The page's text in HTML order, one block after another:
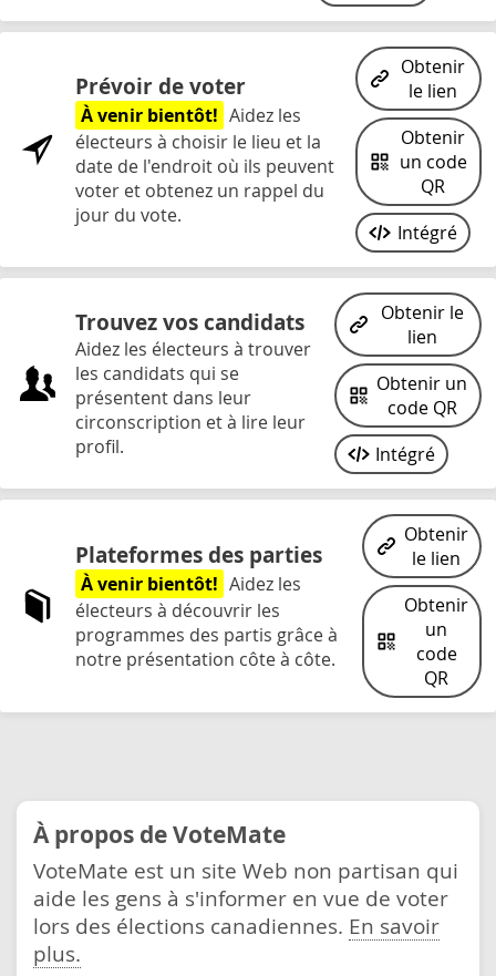
Prévoir de voter
À venir bientôt! Aidez les
électeurs à choisir le lieu et la
date de l'endroit où ils peuvent
voter et obtenez un rappel du
jour du vote.
Obtenir
le lien
Obtenir
un code
QR
Intégré
Trouvez vos candidats
Aidez les électeurs à trouver
les candidats qui se
présentent dans leur
circonscription et à lire leur
profil.
Obtenir le
lien
Obtenir un
code QR
Intégré
Plateformes des parties
À venir bientôt! Aidez les
électeurs à découvrir les
programmes des partis grâce à
notre présentation côte à côte.
Obtenir
le lien
Obtenir
un
code
QR
À propos de VoteMate
VoteMate est un site Web non partisan qui
aide les gens à s'informer en vue de voter
lors des élections canadiennes. En savoir
plus.